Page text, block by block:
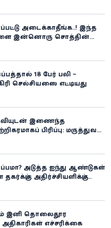
அடைக்காதீங்க..! இந்த
இன்னொரு சொத்தின்
18 பேர் பலி –
செல்சியஸை எட்டியது
இணைந்த
பிரிப்பு: மருத்துவ
அடுத்த ஐந்து ஆண்டுகள்
அதிர்ச்சியளிக்கும்
இனி தொலைதூர
எச்சரிக்கை